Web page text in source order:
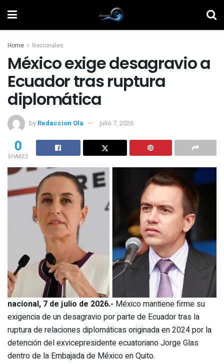
Home Nacionales
México exige desagravio a
Ecuador tras ruptura
diplomática
by Redaccion Ola julio 7, 2026
0
SHARES
nacional, 7 de julio de 2026.- México mantiene firme su
exigencia de un desagravio por parte de Ecuador tras la
ruptura de relaciones diplomáticas originada en 2024 por la
detención del exvicepresidente ecuatoriano Jorge Glas
dentro de la Embajada de México en Quito.